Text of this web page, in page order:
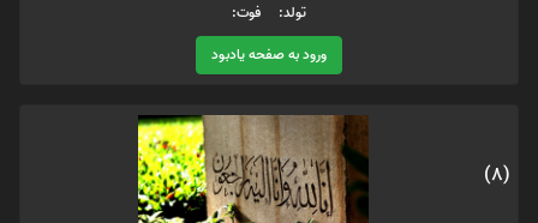
تولد: فوت:
ورود به صفحه یادبود
(8)